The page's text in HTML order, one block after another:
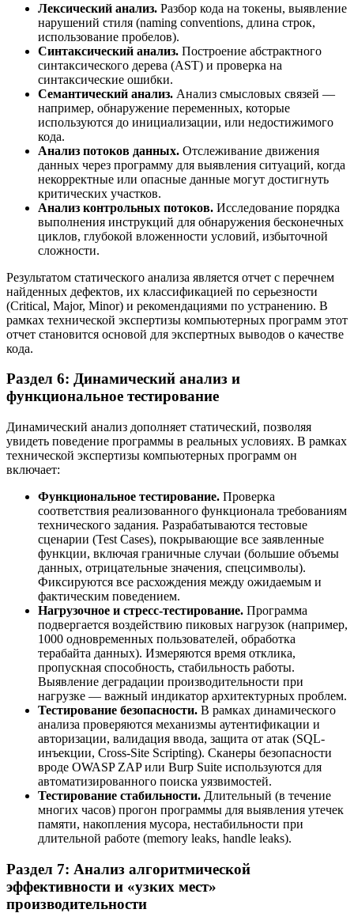
Лексический анализ. Разбор кода на токены, выявление
нарушений стиля (naming conventions, длина строк,
использование пробелов).
Синтаксический анализ. Построение абстрактного
синтаксического дерева (AST) и проверка на
синтаксические ошибки.
Семантический анализ. Анализ смысловых связей —
например, обнаружение переменных, которые
используются до инициализации, или недостижимого
кода.
Анализ потоков данных. Отслеживание движения
данных через программу для выявления ситуаций, когда
некорректные или опасные данные могут достигнуть
критических участков.
Анализ контрольных потоков. Исследование порядка
выполнения инструкций для обнаружения бесконечных
циклов, глубокой вложенности условий, избыточной
сложности.
Результатом статического анализа является отчет с перечнем
найденных дефектов, их классификацией по серьезности
(Critical, Major, Minor) и рекомендациями по устранению. В
рамках технической экспертизы компьютерных программ этот
отчет становится основой для экспертных выводов о качестве
кода.
Раздел 6: Динамический анализ и
функциональное тестирование
Динамический анализ дополняет статический, позволяя
увидеть поведение программы в реальных условиях. В рамках
технической экспертизы компьютерных программ он
включает:
Функциональное тестирование. Проверка
соответствия реализованного функционала требованиям
технического задания. Разрабатываются тестовые
сценарии (Test Cases), покрывающие все заявленные
функции, включая граничные случаи (большие объемы
данных, отрицательные значения, спецсимволы).
Фиксируются все расхождения между ожидаемым и
фактическим поведением.
Нагрузочное и стресс-тестирование. Программа
подвергается воздействию пиковых нагрузок (например,
1000 одновременных пользователей, обработка
терабайта данных). Измеряются время отклика,
пропускная способность, стабильность работы.
Выявление деградации производительности при
нагрузке — важный индикатор архитектурных проблем.
Тестирование безопасности. В рамках динамического
анализа проверяются механизмы аутентификации и
авторизации, валидация ввода, защита от атак (SQL-
инъекции, Cross-Site Scripting). Сканеры безопасности
вроде OWASP ZAP или Burp Suite используются для
автоматизированного поиска уязвимостей.
Тестирование стабильности. Длительный (в течение
многих часов) прогон программы для выявления утечек
памяти, накопления мусора, нестабильности при
длительной работе (memory leaks, handle leaks).
Раздел 7: Анализ алгоритмической
эффективности и «узких мест»
производительности